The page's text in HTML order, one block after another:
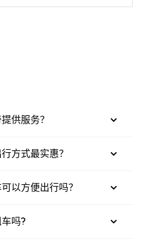
供服务？
方式最实惠？
以方便出行吗？
吗?